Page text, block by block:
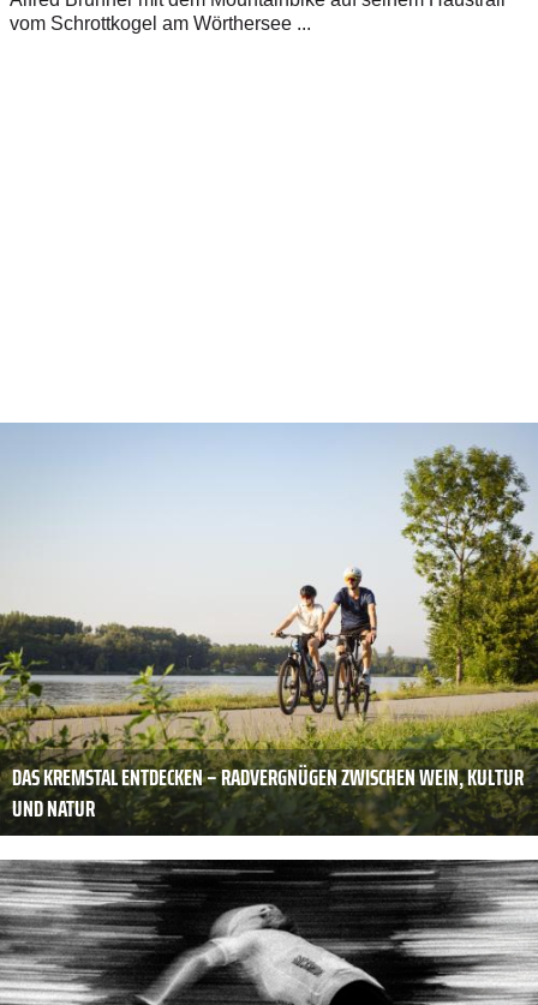
vom Schrottkogel am Wörthersee ...
DAS KREMSTAL ENTDECKEN – RADVERGNÜGEN ZWISCHEN WEIN, KULTUR
UND NATUR